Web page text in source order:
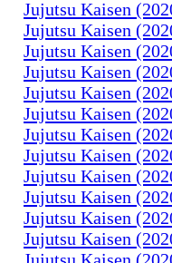
Jujutsu Kaisen
Jujutsu Kaisen
Jujutsu Kaisen
Jujutsu Kaisen
Jujutsu Kaisen
Jujutsu Kaisen
Jujutsu Kaisen
Jujutsu Kaisen
Jujutsu Kaisen
Jujutsu Kaisen
Jujutsu Kaisen
Jujutsu Kaisen